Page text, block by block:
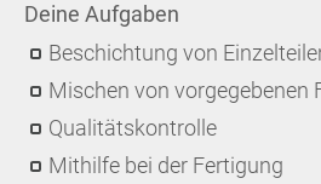
Deine Aufgaben
Beschichtung von
Mischen von vorgegebenen
Qualitätskontrolle
Mithilfe bei der Fertigung